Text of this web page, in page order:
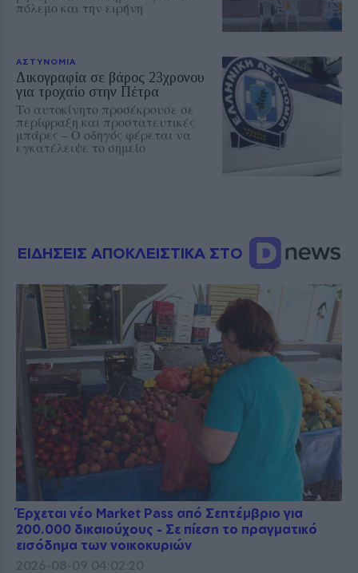
πόλεμο και την ειρήνη
ΑΣΤΥΝΟΜΙΑ
Δικογραφία σε βάρος 23χρονου
για τροχαίο στην Πέτρα
Το αυτοκίνητο προσέκρουσε σε
περίφραξη και προστατευτικές
μπάρες – Ο οδηγός φέρεται να
εγκατέλειψε το σημείο
ΕΙΔΗΣΕΙΣ ΑΠΟΚΛΕΙΣΤΙΚΑ ΣΤΟ
Έρχεται νέο Market Pass από Σεπτέμβριο για
200.000 δικαιούχους - Σε πίεση το πραγματικό
εισόδημα των νοικοκυριών
2026-08-09 04:02:20